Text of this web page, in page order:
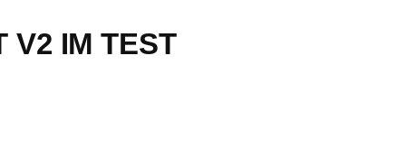
V2 IM TEST